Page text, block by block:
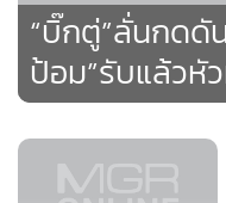
แฝงอยู่
เพราะอนุชาเองเป็นนักกา
อุตสาหกรรม และสมศักดิ์
“บิ๊กตู่”ลั่นกดดั
ป้อม”รับแล้วหั